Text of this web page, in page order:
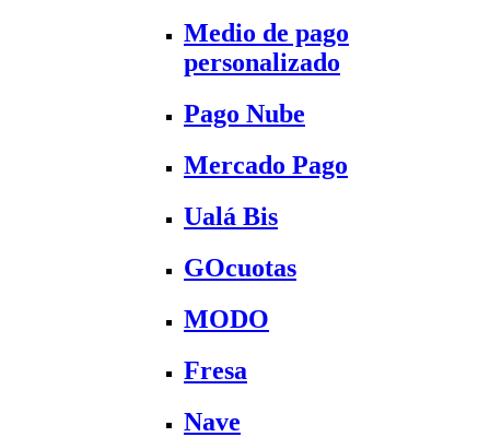
Medio de pago
personalizado
Pago Nube
Mercado Pago
Ualá Bis
GOcuotas
MODO
Fresa
Nave